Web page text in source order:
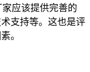
应该提供完善的
支持等。这也是评
。